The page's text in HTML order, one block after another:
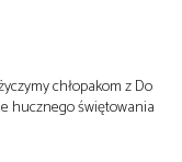
chłopakom z Do
hucznego świętowania